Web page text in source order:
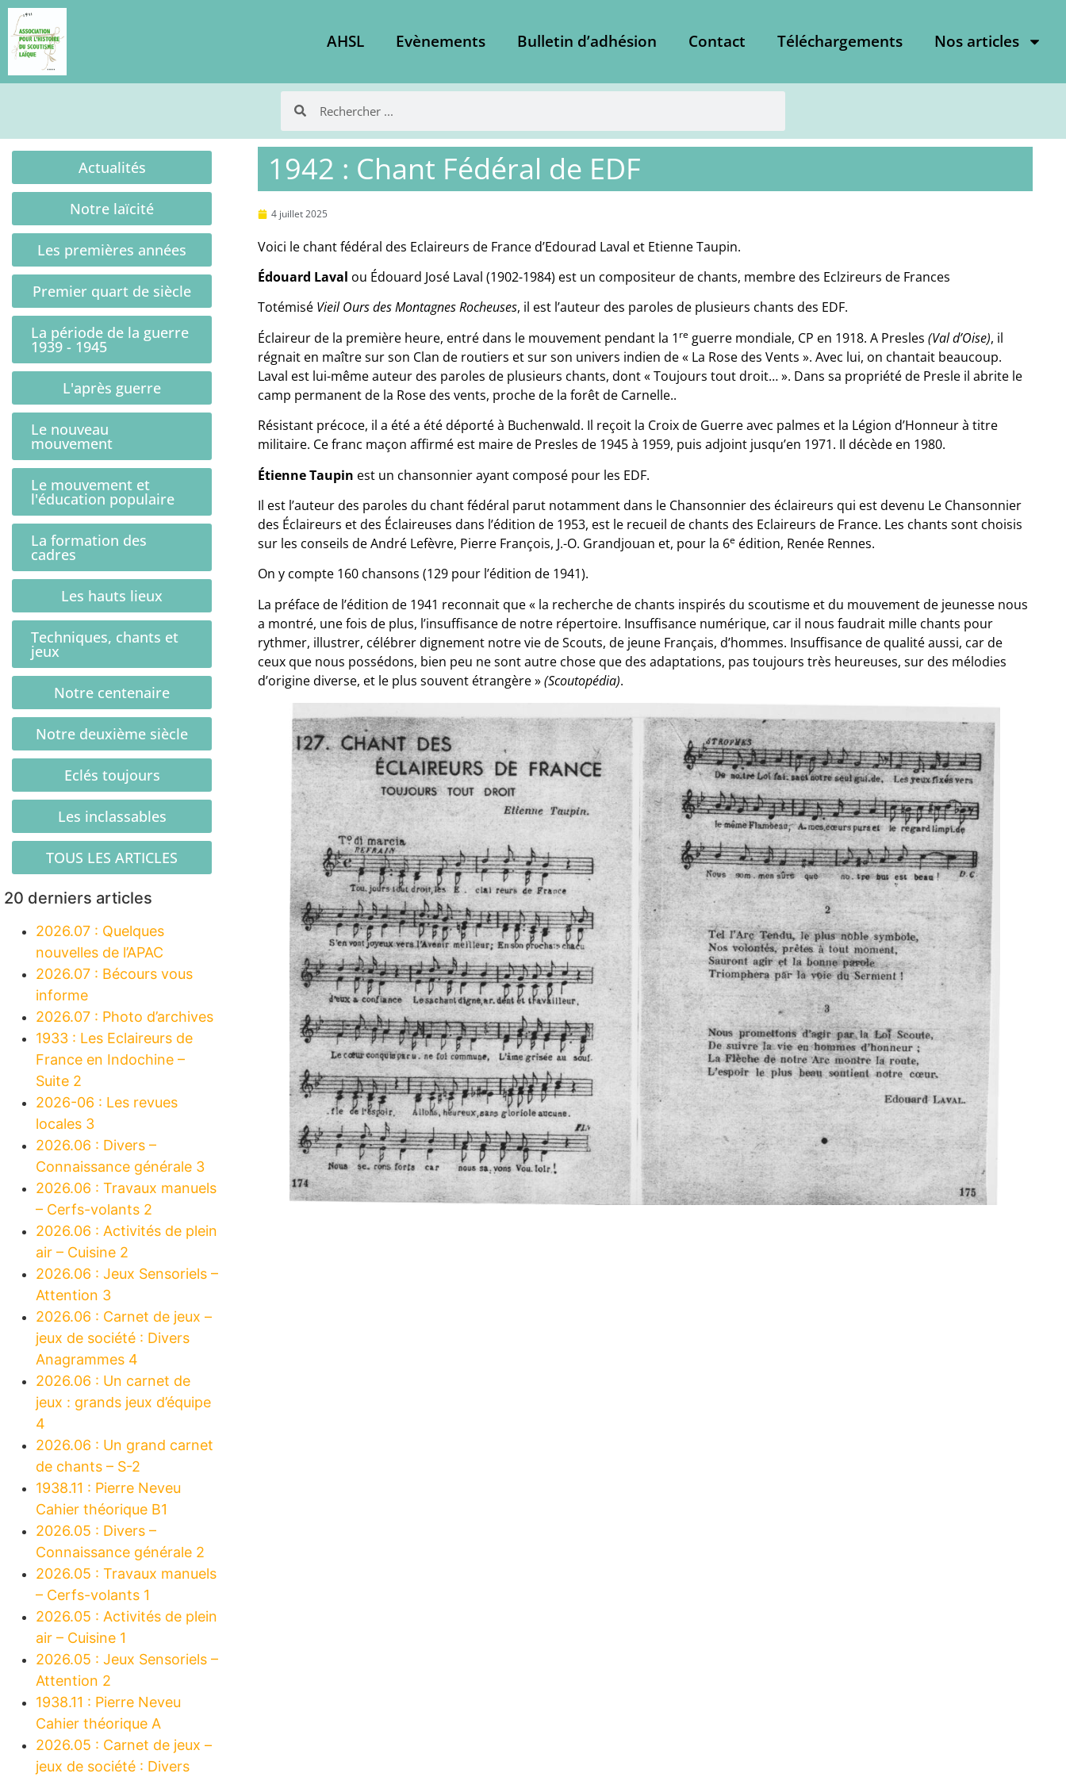
AHSL Evènements Bulletin d’adhésion Contact Téléchargements Nos articles
Actualités
Notre laïcité
Les premières années
Premier quart de siècle
La période de la guerre
1939 - 1945
L'après guerre
Le nouveau
mouvement
Le mouvement et
l'éducation populaire
La formation des
cadres
Les hauts lieux
Techniques, chants et
jeux
Notre centenaire
Notre deuxième siècle
Eclés toujours
Les inclassables
TOUS LES ARTICLES
20 derniers articles
2026.07 : Quelques
nouvelles de l’APAC
2026.07 : Bécours vous
informe
2026.07 : Photo d’archives
1933 : Les Eclaireurs de
France en Indochine –
Suite 2
2026-06 : Les revues
locales 3
2026.06 : Divers –
Connaissance générale 3
2026.06 : Travaux manuels
– Cerfs-volants 2
2026.06 : Activités de plein
air – Cuisine 2
2026.06 : Jeux Sensoriels –
Attention 3
2026.06 : Carnet de jeux –
jeux de société : Divers
Anagrammes 4
2026.06 : Un carnet de
jeux : grands jeux d’équipe
4
2026.06 : Un grand carnet
de chants – S-2
1938.11 : Pierre Neveu
Cahier théorique B1
2026.05 : Divers –
Connaissance générale 2
2026.05 : Travaux manuels
– Cerfs-volants 1
2026.05 : Activités de plein
air – Cuisine 1
2026.05 : Jeux Sensoriels –
Attention 2
1938.11 : Pierre Neveu
Cahier théorique A
2026.05 : Carnet de jeux –
jeux de société : Divers
1942 : Chant Fédéral de EDF
4 juillet 2025
Voici le chant fédéral des Eclaireurs de France d’Edourad Laval et Etienne Taupin.
Édouard Laval ou Édouard José Laval (1902-1984) est un compositeur de chants, membre des Eclzireurs de Frances
Totémisé Vieil Ours des Montagnes Rocheuses, il est l’auteur des paroles de plusieurs chants des EDF.
Éclaireur de la première heure, entré dans le mouvement pendant la 1 reguerre mondiale, CP en 1918. A Presles (Val d’Oise), il
régnait en maître sur son Clan de routiers et sur son univers indien de « La Rose des Vents ». Avec lui, on chantait beaucoup.
Laval est lui-même auteur des paroles de plusieurs chants, dont « Toujours tout droit… ». Dans sa propriété de Presle il abrite le
camp permanent de la Rose des vents, proche de la forêt de Carnelle..
Résistant précoce, il a été a été déporté à Buchenwald. Il reçoit la Croix de Guerre avec palmes et la Légion d’Honneur à titre
militaire. Ce franc maçon affirmé est maire de Presles de 1945 à 1959, puis adjoint jusqu’en 1971. Il décède en 1980.
Étienne Taupin est un chansonnier ayant composé pour les EDF.
Il est l’auteur des paroles du chant fédéral parut notamment dans le Chansonnier des éclaireurs qui est devenu Le Chansonnier
des Éclaireurs et des Éclaireuses dans l’édition de 1953, est le recueil de chants des Eclaireurs de France. Les chants sont choisis
sur les conseils de André Lefèvre, Pierre François, J.-O. Grandjouan et, pour la 6eédition, Renée Rennes.
On y compte 160 chansons (129 pour l’édition de 1941).
La préface de l’édition de 1941 reconnait que « la recherche de chants inspirés du scoutisme et du mouvement de jeunesse nous
a montré, une fois de plus, l’insuffisance de notre répertoire. Insuffisance numérique, car il nous faudrait mille chants pour
rythmer, illustrer, célébrer dignement notre vie de Scouts, de jeune Français, d’hommes. Insuffisance de qualité aussi, car de
ceux que nous possédons, bien peu ne sont autre chose que des adaptations, pas toujours très heureuses, sur des mélodies
d’origine diverse, et le plus souvent étrangère »(Scoutopédia).